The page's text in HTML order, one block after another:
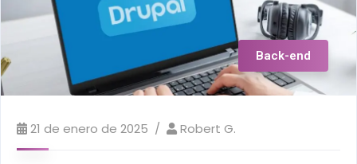
Back-end
21 de enero de 2025 Robert G.